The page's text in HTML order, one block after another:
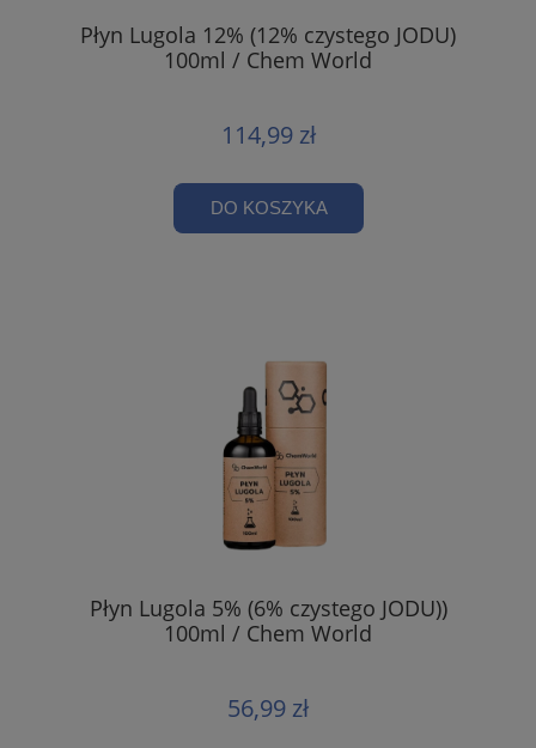
Płyn Lugola 12% (12% czystego JODU)
100ml / Chem World
114,99 zł
DO KOSZYKA
Płyn Lugola 5% (6% czystego JODU))
100ml / Chem World
56,99 zł